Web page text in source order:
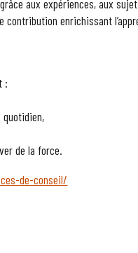
aux expériences, aux
enrichissant
:
quotidien,
de la force.
de-conseil/